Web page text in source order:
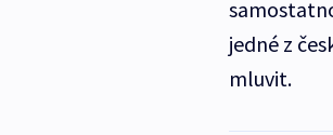
jedné z
mluvit.